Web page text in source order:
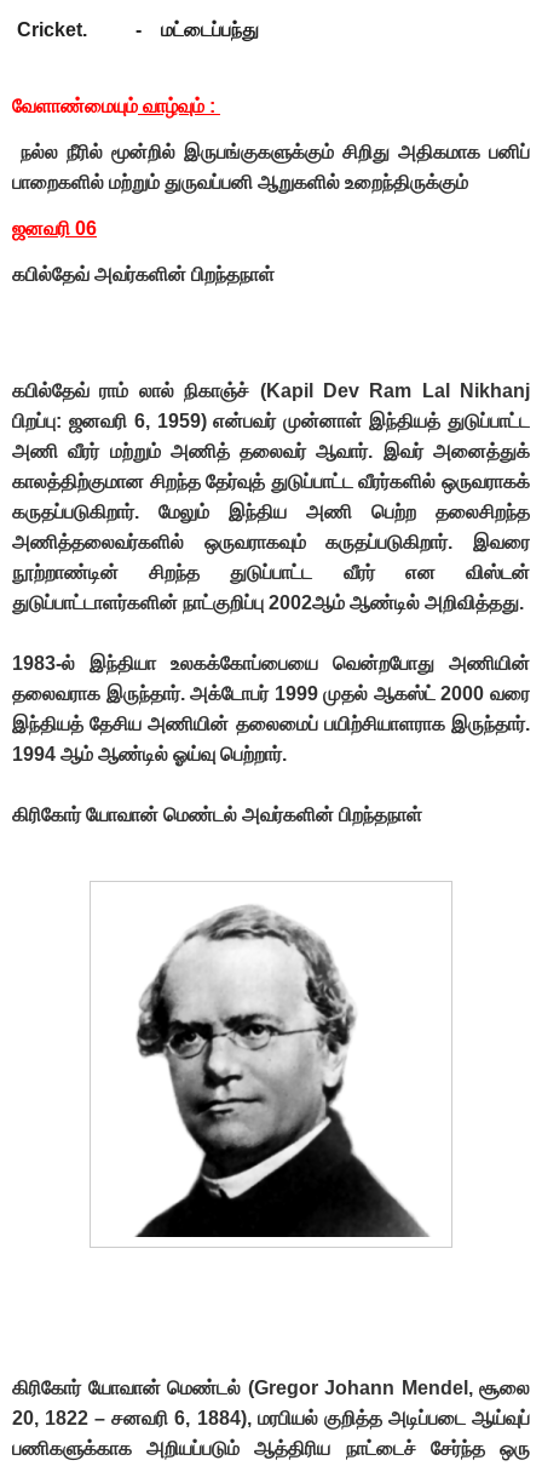
Cricket. - மட்டைப்பந்து
வேளாண்மையும் வாழ்வும் :
நல்ல நீரில் மூன்றில் இருபங்குகளுக்கும் சிறிது அதிகமாக பனிப்
பாறைகளில் மற்றும் துருவப்பனி ஆறுகளில் உறைந்திருக்கும்
ஜனவரி 06
கபில்தேவ் அவர்களின் பிறந்தநாள்
கபில்தேவ் ராம் லால் நிகாஞ்ச் (Kapil Dev Ram Lal Nikhanj
பிறப்பு: ஜனவரி 6, 1959) என்பவர் முன்னாள் இந்தியத் துடுப்பாட்ட
அணி வீரர் மற்றும் அணித் தலைவர் ஆவார். இவர் அனைத்துக்
காலத்திற்குமான சிறந்த தேர்வுத் துடுப்பாட்ட வீரர்களில் ஒருவராகக்
கருதப்படுகிறார். மேலும் இந்திய அணி பெற்ற தலைசிறந்த
அணித்தலைவர்களில் ஒருவராகவும் கருதப்படுகிறார். இவரை
நூற்றாண்டின் சிறந்த துடுப்பாட்ட வீரர் என விஸ்டன்
துடுப்பாட்டாளர்களின் நாட்குறிப்பு 2002ஆம் ஆண்டில் அறிவித்தது.
1983-ல் இந்தியா உலகக்கோப்பையை வென்றபோது அணியின்
தலைவராக இருந்தார். அக்டோபர் 1999 முதல் ஆகஸ்ட் 2000 வரை
இந்தியத் தேசிய அணியின் தலைமைப் பயிற்சியாளராக இருந்தார்.
1994 ஆம் ஆண்டில் ஓய்வு பெற்றார்.
கிரிகோர் யோவான் மெண்டல் அவர்களின் பிறந்தநாள்
கிரிகோர் யோவான் மெண்டல் (Gregor Johann Mendel, சூலை
20, 1822 – சனவரி 6, 1884), மரபியல் குறித்த அடிப்படை ஆய்வுப்
பணிகளுக்காக அறியப்படும் ஆத்திரிய நாட்டைச் சேர்ந்த ஒரு